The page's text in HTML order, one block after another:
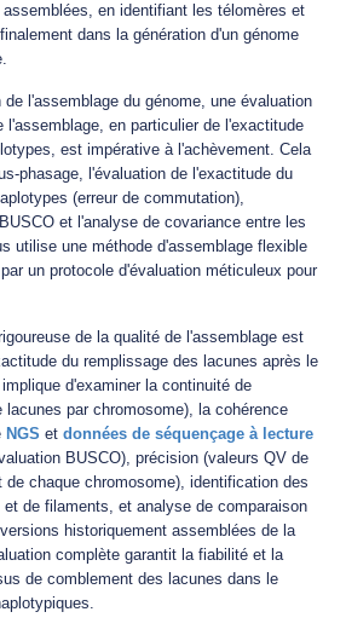
en identifiant les télomères et
dans la génération d'un génome
de l'assemblage du génome, une évaluation
l'assemblage, en particulier de l'exactitude
est impérative à l'achèvement. Cela
phasage, l'évaluation de l'exactitude du
(erreur de commutation),
et l'analyse de covariance entre les
utilise une méthode d'assemblage flexible
un protocole d'évaluation méticuleux pour
de la qualité de l'assemblage est
du remplissage des lacunes après le
d'examiner la continuité de
lacunes par chromosome), la cohérence
NGS et données de séquençage à lecture
BUSCO), précision (valeurs QV de
de chaque chromosome), identification des
de filaments, et analyse de comparaison
historiquement assemblées de la
complète garantit la fiabilité et la
de comblement des lacunes dans le